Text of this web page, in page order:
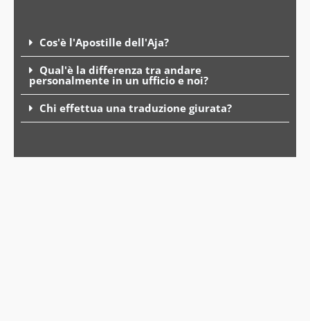
Cos'è l'Apostille dell'Aja?
Qual'è la differenza tra andare
personalmente in un ufficio e noi?
Chi effettua una traduzione giurata?